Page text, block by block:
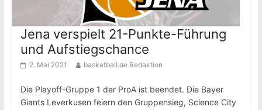
Jena verspielt 21-Punkte-Führung
und Aufstiegschance
2. Mai 2021 basketball.de Redaktion
Die Playoff-Gruppe 1 der ProA ist beendet. Die Bayer
Giants Leverkusen feiern den Gruppensieg, Science City